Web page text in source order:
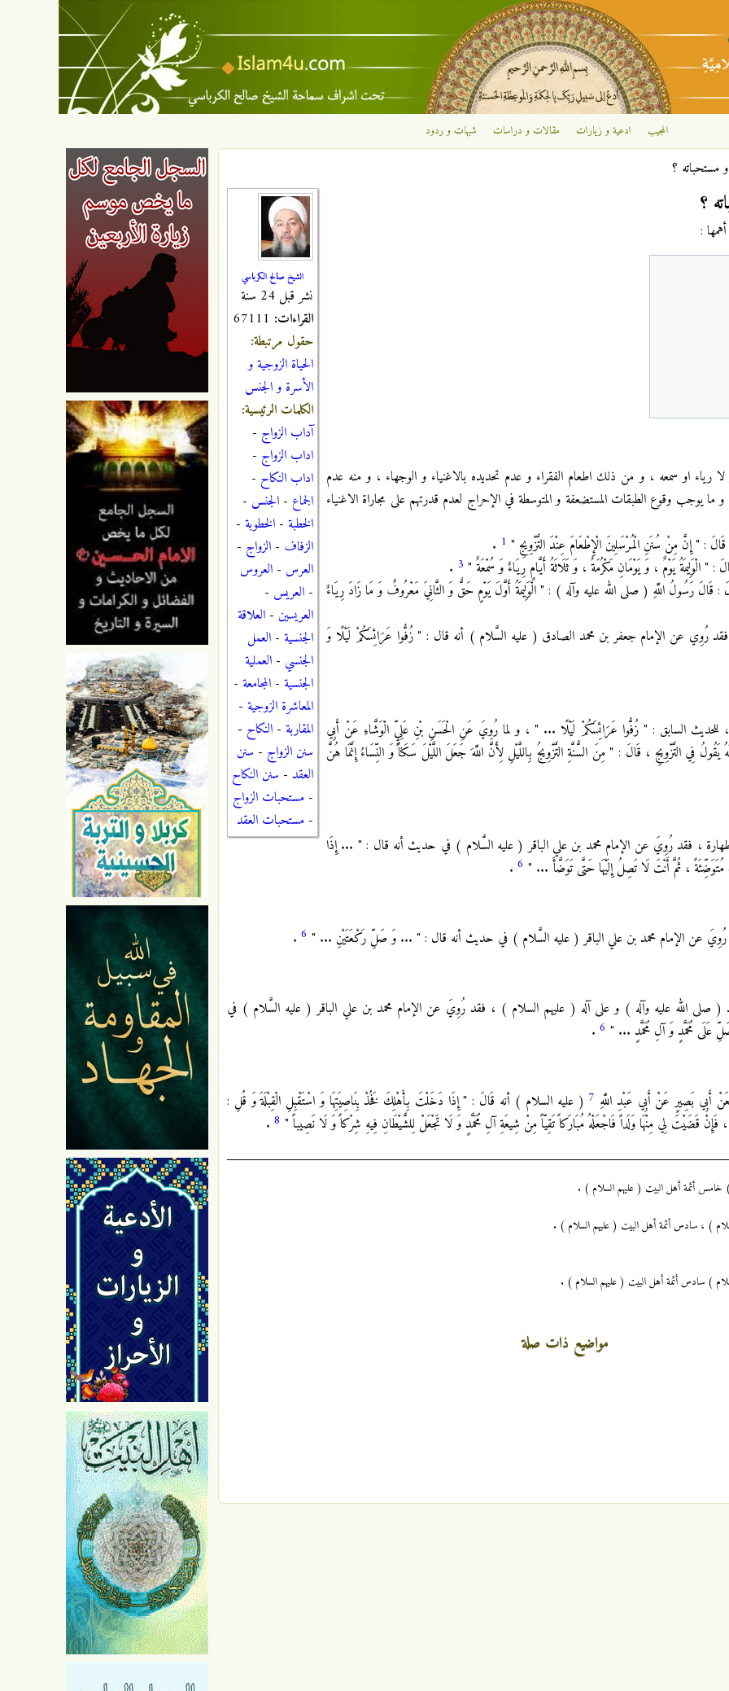
تجاوز إلى المحتوى الرئيسي
المجيب ادعية و زيارات مقالات و دراسات شبهات و ردود
مستحباته ؟
الشيخ صالح الكرباسي
نشر قبل 24 سنة
القراءات:
حقول مرتبطة:
الحياة الزوجية و
الأسرة و الجنس
الكلمات الرئيسية:
آداب الزواج -
اداب الزواج -
اداب النكاح -
الجماع - الجنس -
الخطبة - الخطوبة -
الزفاف - الزواج -
العرس - العروس
- العريس -
العريسين - العلاقة
الجنسية - العمل
الجنسي - العملية
الجنسية - المجامعة -
المعاشرة الزوجية -
المقاربة - النكاح -
سنن الزواج - سنن
العقد - سنن النكاح
- مستحبات الزواج
- مستحبات العقد
؟
:
رياء او سمعه ، و من ذلك اطعام الفقراء و عدم تحديده بالاغنياء و الوجهاء ، و منه عدم
ما يوجب وقوع الطبقات المستضعفة و المتوسطة في الإحراج لعدم قدرتهم على مجاراة الاغنياء
: " إِنَّ مِنْ سُنَنِ الْمُرْسَلِينَ الْإِطْعَامَ عِنْدَ التَّزْوِيجِ " 1
.
: " الْوَلِيمَةُ يَوْمٌ ، وَ يَوْمَانِ مَكْرُمَةٌ ، وَ ثَلَاثَةُ أَيَّامٍ رِيَاءٌ وَ سُمْعَةٌ " 3
.
قَالَ رَسُولُ اللَّهِ ( صلى الله عليه وآله ) : " الْوَلِيمَةُ أَوَّلَ يَوْمٍ حَقٌّ وَ الثَّانِيَ مَعْرُوفٌ وَ مَا زَادَ رِيَاءٌ
رُوِي عن الإمام جعفر بن محمد الصادق ( عليه السَّلام ) أنه قال : " زُفُّوا عَرَائِسَكُمْ لَيْلًا وَ
للحديث السابق : " زُفُّوا عَرَائِسَكُمْ لَيْلًا ... " ، و لما رُوِيَ عَنِ الْحَسَنِ بْنِ عَلِيٍّ الْوَشَّاءِ عَنْ أَبِي
فِي التَّزْوِيجِ ، قَالَ : " مِنَ السُّنَّةِ التَّزْوِيجُ بِاللَّيْلِ لِأَنَّ اللَّهَ جَعَلَ اللَّيْلَ سَكَناً وَ النِّسَاءُ إِنَّمَا هُنَّ
، فقد رُوِيَ عن الإمام محمد بن علي الباقر ( عليه السَّلام ) في حديث أنه قال : " ... إِذَا
، ثُمَّ أَنْتَ لَا تَصِلُ إِلَيْهَا حَتَّى تَوَضَّأَ ... " 6
.
عن الإمام محمد بن علي الباقر ( عليه السَّلام ) في حديث أنه قال : " ... وَ صَلِّ رَكْعَتَيْنِ ... " 6
.
( صلى الله عليه وآله ) و على آله ( عليهم السلام ) ، فقد رُوِيَ عن الإمام محمد بن علي الباقر ( عليه السَّلام ) في
مُحَمَّدٍ وَ آلِ مُحَمَّدٍ ... " 6
.
أَبِي بَصِيرٍ عَنْ أَبِي عَبْدِ اللَّهِ 7 ( عليه السلام ) أنه قَالَ : " إِذَا دَخَلْتَ بِأَهْلِكَ فَخُذْ بِنَاصِيَتِهَا وَ اسْتَقْبِلِ الْقِبْلَةَ وَ قُلِ :
، فَإِنْ قَضَيْتَ لِي مِنْهَا وَلَداً فَاجْعَلْهُ مُبَارَكاً تَقِيّاً مِنْ شِيعَةِ آلِ مُحَمَّدٍ وَ لَا تَجْعَلْ لِلشَّيْطَانِ فِيهِ شِرْكاً وَ لَا نَصِيباً " 8
.
) خامس أئمة أهل البيت ( عليهم السلام ) .
) ، سادس أئمة أهل البيت ( عليهم السلام ) .
) سادس أئمة أهل البيت ( عليهم السلام ) .
مواضيع ذات صلة